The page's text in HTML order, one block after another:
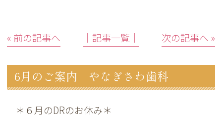
« 前の記事へ │記事一覧│ 次の記事へ »
6月のご案内 やなぎさわ歯科
＊６月のDRのお休み＊